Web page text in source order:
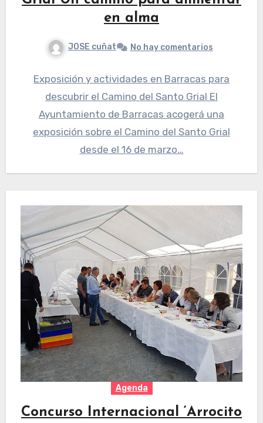
en alma
JOSE cuñat No hay comentarios
Exposición y actividades en Barracas para
descubrir el Camino del Santo Grial El
Ayuntamiento de Barracas acogerá una
exposición sobre el Camino del Santo Grial
desde el 16 de marzo…
Agenda
Concurso Internacional ‘Arrocito